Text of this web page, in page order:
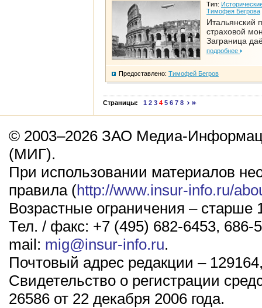
Тип:
Тимофея Бегрова
Итальянский
страховой
Заграница
подробнее
Предоставлено: Тимофей Бегров
Страницы: 1 2 3 4 5 6 7 8
© 2003–2026 ЗАО Медиа-
(МИГ).
При использовании материалов
правила (http://www.insur-info.ru/
Возрастные ограничения – старше
Тел. / факс: +7 (495) 682-6453, 686-
mail: mig@insur-info.ru.
Почтовый адрес редакции –
Свидетельство о регистрации
26586 от 22 декабря 2006 года.